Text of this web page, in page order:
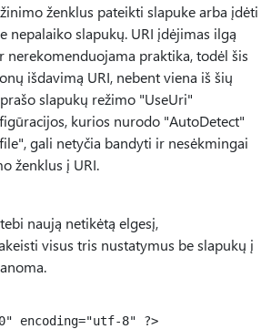
ženklus pateikti slapuke arba įdėti
nepalaiko slapukų. URI įdėjimas ilgą
nerekomenduojama praktika, todėl šis
išdavimą URI, nebent viena iš šių
slapukų režimo "UseUri"
kurios nurodo "AutoDetect"
gali netyčia bandyti ir nesėkmingai
ženklus į URI.
naują netikėtą elgesį,
visus tris nustatymus be slapukų į
encoding="utf-8" ?>